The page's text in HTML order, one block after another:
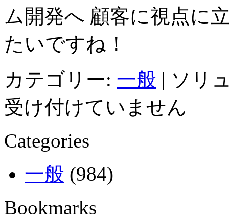
ム開発へ 顧客に視点に
たいですね！
カテゴリー: 一般 | ソリ
受け付けていません
Categories
一般 (984)
Bookmarks